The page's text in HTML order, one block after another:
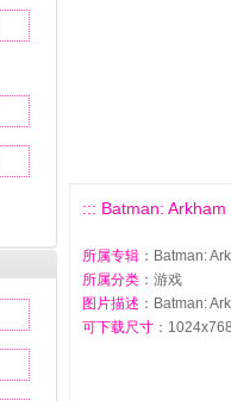
::: Batman:
所属专辑 ：Batman:
所属分类 ：游戏
图片描述 ：Batman:
可下载尺寸 ：